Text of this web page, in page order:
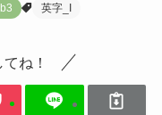
英字_I
ね！